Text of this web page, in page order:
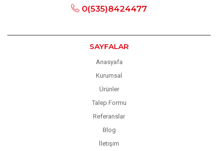
0(535)8424477
SAYFALAR
Anasyafa
Kurumsal
Ürünler
Talep Formu
Referanslar
Blog
İletişim